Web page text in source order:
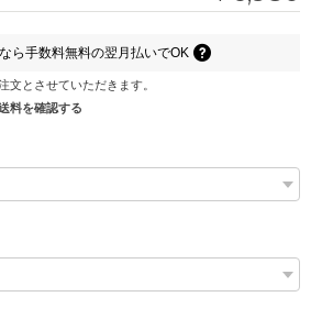
なら手数料無料の翌月払いでOK
文とさせていただきます。
料を確認する